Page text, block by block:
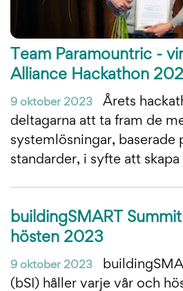
Team Paramountric -
Alliance Hackathon
9 oktober 2023
Årets
deltagarna att ta fram de
systemlösningar, baserade
standarder, i syfte att
buildingSMART
hösten 2023
9 oktober 2023
(bSI) håller varje vår och